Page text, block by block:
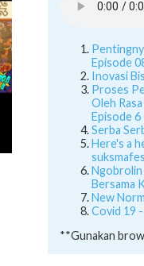
Episode
Inovasi
Proses
Oleh
Episode 6
Serba
Here's a
Ngobrolin
Bersama
New
Covid 19
**Gunakan